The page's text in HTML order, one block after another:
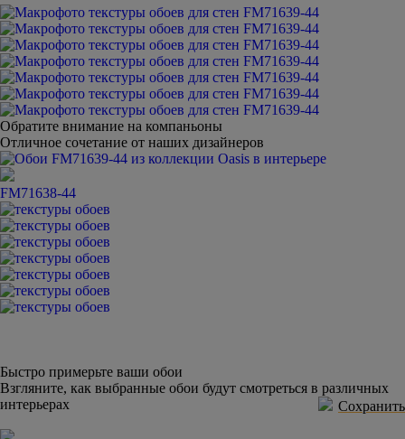
Обратите внимание на компаньоны
Отличное сочетание от наших дизайнеров
FM71638-44
Быстро примерьте ваши обои
Взгляните, как выбранные обои будут смотреться в различных
интерьерах
Сохранить